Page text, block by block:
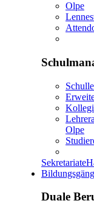
Olpe
Olpe
Sekretariate
Duale